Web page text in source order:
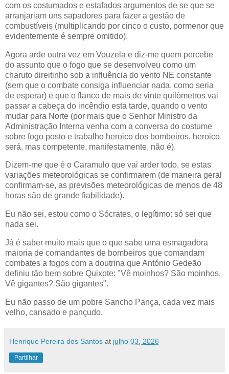
com os costumados e estafados argumentos de se que se
arranjariam uns sapadores para fazer a gestão de
combustíveis (multiplicando por cinco o custo, pormenor que
evidentemente é sempre omitido).
Agora arde outra vez em Vouzela e diz-me quem percebe
do assunto que o fogo que se desenvolveu como um
charuto direitinho sob a influência do vento NE constante
(sem que o combate consiga influenciar nada, como seria
de esperar) e que o flanco de mais de vinte quilómetros vai
passar a cabeça do incêndio esta tarde, quando o vento
mudar para Norte (por mais que o Senhor Ministro da
Administração Interna venha com a conversa do costume
sobre fogo posto e trabalho heroico dos bombeiros, heroico
será, mas competente, manifestamente, não é).
Dizem-me que é o Caramulo que vai arder todo, se estas
variações meteorológicas se confirmarem (de maneira geral
confirmam-se, as previsões meteorológicas de menos de 48
horas são de grande fiabilidade).
Eu não sei, estou como o Sócrates, o legítimo: só sei que
nada sei.
Já é saber muito mais que o que sabe uma esmagadora
maioria de comandantes de bombeiros que comandam
combates a fogos com a doutrina que António Gedeão
definiu tão bem sobre Quixote: "Vê moinhos? São moinhos.
Vê gigantes? São gigantes".
Eu não passo de um pobre Sancho Pança, cada vez mais
velho, cansado e pançudo.
Henrique Pereira dos Santos at julho 03, 2026
Partilhar